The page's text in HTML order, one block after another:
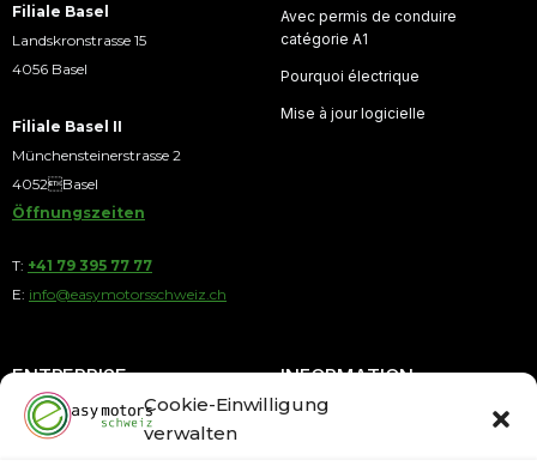
Cookie-Einwilligung
verwalten
Filiale Basel
Landskronstrasse 15
4056 Basel
Filiale Basel II
Münchensteinerstrasse 2
4052Basel
Öffnungszeiten
T: +41 79 395 77 77
E: info@easymotorsschweiz.ch
Avec permis de conduire
catégorie A1
Pourquoi électrique
Mise à jour logicielle
ENTREPRISE
À propos de nous
INFORMATION